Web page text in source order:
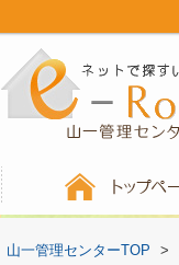
山一管理センターTOP >